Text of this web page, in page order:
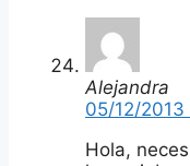
Alejandra
05/12/
Hola,